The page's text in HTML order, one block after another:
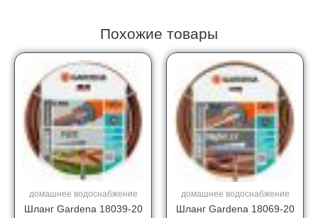
Похожие товары
домашнее водоснабжение
Шланг Gardena 18039-20
домашнее водоснабжение
Шланг Gardena 18069-20